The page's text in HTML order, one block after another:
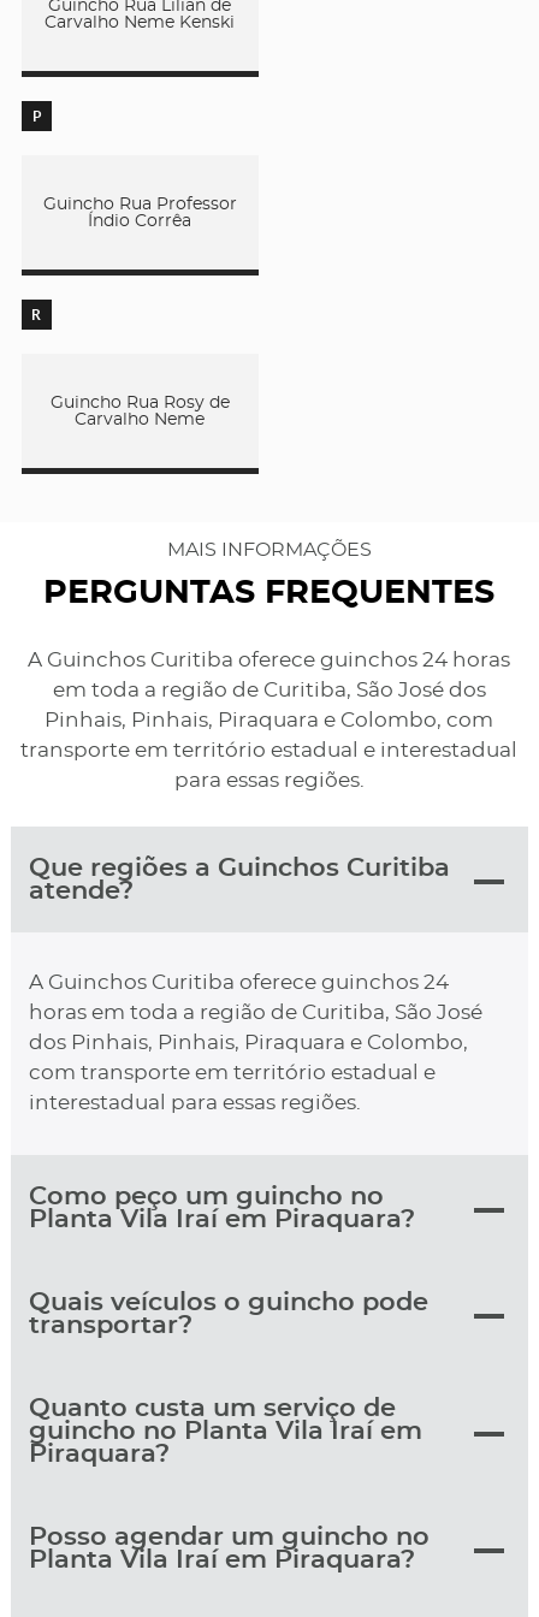
Guincho Rua Lilian de
Carvalho Neme Kenski
P
Guincho Rua Professor
Índio Corrêa
R
Guincho Rua Rosy de
Carvalho Neme
MAIS INFORMAÇÕES
PERGUNTAS FREQUENTES
A Guinchos Curitiba oferece guinchos 24 horas
em toda a região de Curitiba, São José dos
Pinhais, Pinhais, Piraquara e Colombo, com
transporte em território estadual e interestadual
para essas regiões.
Que regiões a Guinchos Curitiba
atende?
A Guinchos Curitiba oferece guinchos 24
horas em toda a região de Curitiba, São José
dos Pinhais, Pinhais, Piraquara e Colombo,
com transporte em território estadual e
interestadual para essas regiões.
Como peço um guincho no
Planta Vila Iraí em Piraquara?
Quais veículos o guincho pode
transportar?
Quanto custa um serviço de
guincho no Planta Vila Iraí em
Piraquara?
Posso agendar um guincho no
Planta Vila Iraí em Piraquara?